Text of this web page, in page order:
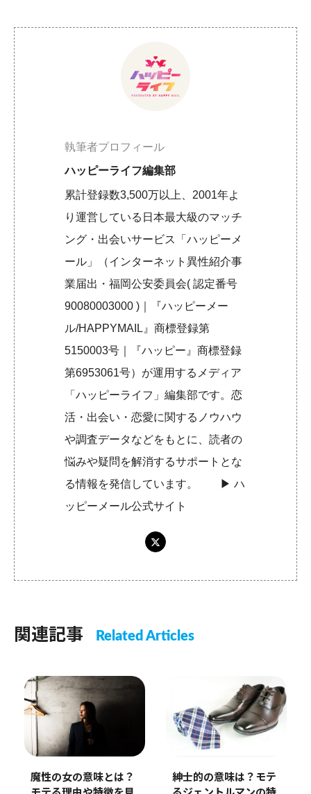
執筆者プロフィール
ハッピーライフ編集部
累計登録数3,500万以上、2001年よ
り運営している日本最大級のマッチ
ング・出会いサービス「ハッピーメ
ール」（インターネット異性紹介事
業届出・福岡公安委員会( 認定番号
90080003000 )｜『ハッピーメー
ル/HAPPYMAIL』商標登録第
5150003号｜『ハッピー』商標登録
第6953061号）が運用するメディア
「ハッピーライフ」編集部です。恋
活・出会い・恋愛に関するノウハウ
や調査データなどをもとに、読者の
悩みや疑問を解消するサポートとな
る情報を発信しています。 ▶︎ハ
ッピーメール公式サイト
関連記事 Related Articles
魔性の女の意味とは？
紳士的の意味は？モテ